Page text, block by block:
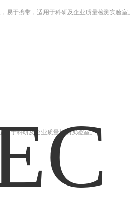
易于携带，适用于科研及企业质量检测实验室。
用于科研及企业质量检测实验室。